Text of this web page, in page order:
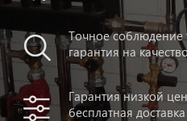
Точное соблюдение
гарантия на
Гарантия низкой
бесплатная доставка